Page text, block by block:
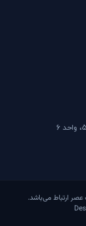
ارتباط می‌باشد.